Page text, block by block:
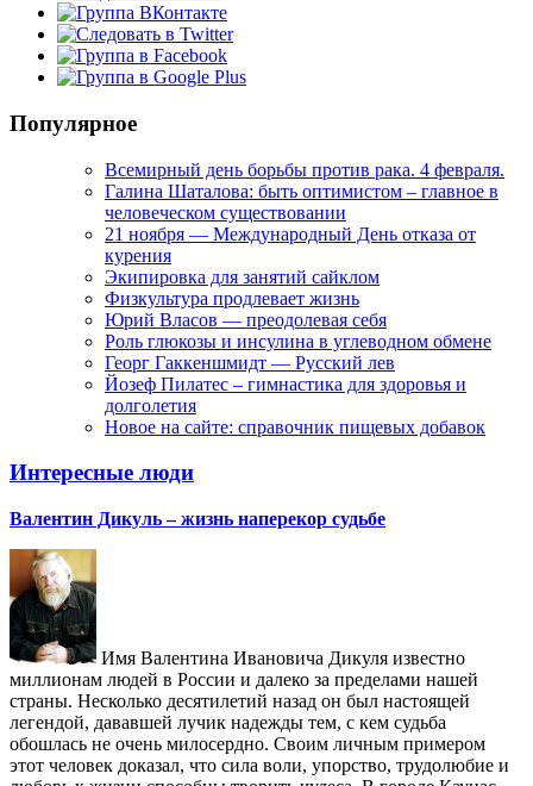
Популярное
Всемирный день борьбы против рака. 4 февраля.
Галина Шаталова: быть оптимистом – главное в
человеческом существовании
21 ноября — Международный День отказа от
курения
Экипировка для занятий сайклом
Физкультура продлевает жизнь
Юрий Власов — преодолевая себя
Роль глюкозы и инсулина в углеводном обмене
Георг Гаккеншмидт — Русский лев
Йозеф Пилатес – гимнастика для здоровья и
долголетия
Новое на сайте: справочник пищевых добавок
Интересные люди
Валентин Дикуль – жизнь наперекор судьбе
Имя Валентина Ивановича Дикуля известно
миллионам людей в России и далеко за пределами нашей
страны. Несколько десятилетий назад он был настоящей
легендой, дававшей лучик надежды тем, с кем судьба
обошлась не очень милосердно. Своим личным примером
этот человек доказал, что сила воли, упорство, трудолюбие и